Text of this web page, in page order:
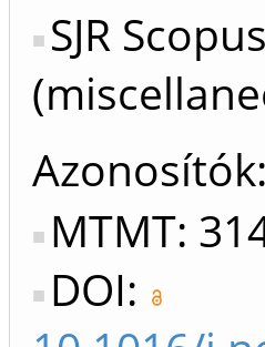
SJR
Azonosítók
MTMT:
DOI: